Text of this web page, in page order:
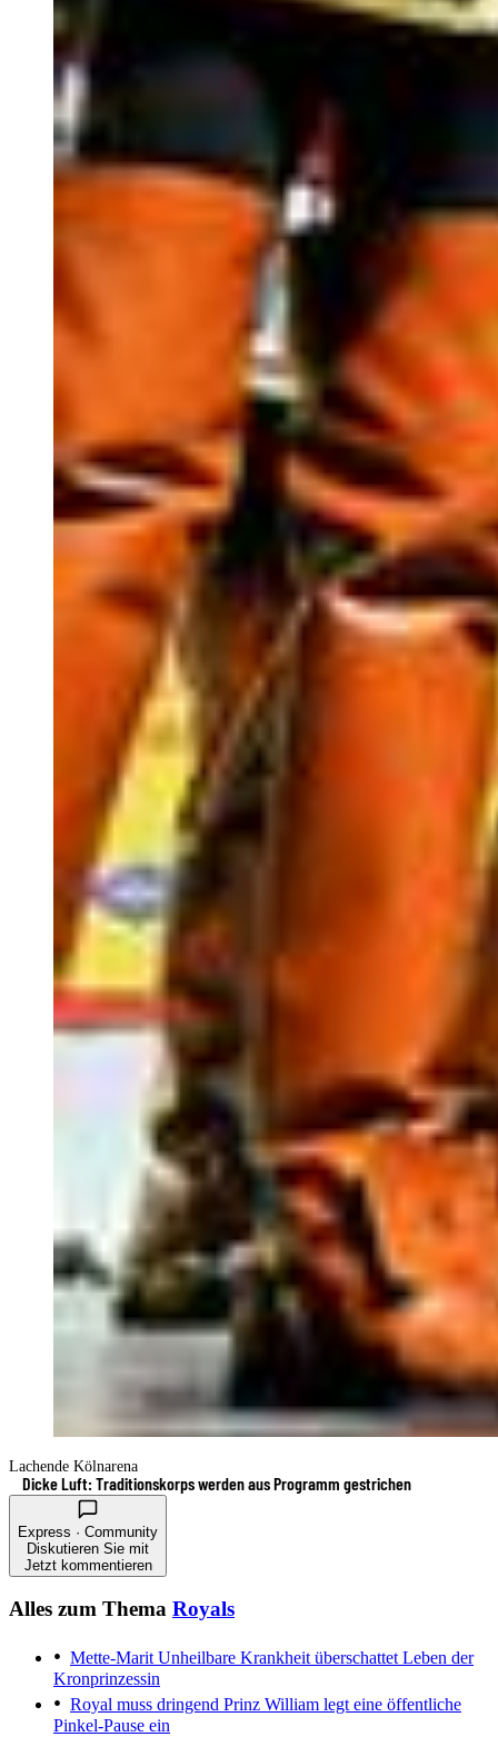
Lachende Kölnarena
Dicke Luft: Traditionskorps werden aus Programm gestrichen
Express · Community
Diskutieren Sie mit
Jetzt kommentieren
Alles zum Thema Royals
Mette-Marit Unheilbare Krankheit überschattet Leben der
Kronprinzessin
Royal muss dringend Prinz William legt eine öffentliche
Pinkel-Pause ein